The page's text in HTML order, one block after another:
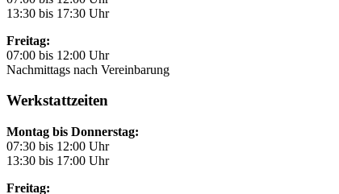
13:30 bis 17:30 Uhr
Freitag:
07:00 bis 12:00 Uhr
Nachmittags nach Vereinbarung
Werkstattzeiten
Montag bis Donnerstag:
07:30 bis 12:00 Uhr
13:30 bis 17:00 Uhr
Freitag: